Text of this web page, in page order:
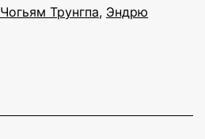
Чогьям Трунгпа, Эндрю